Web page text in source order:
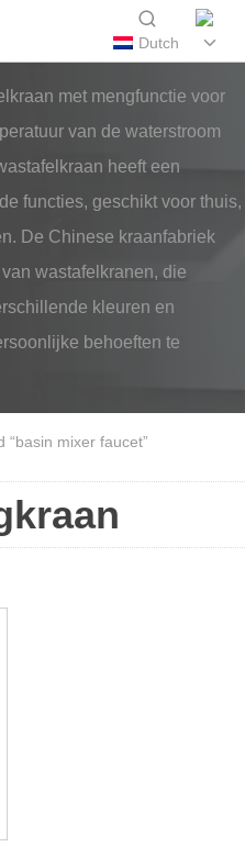
Dutch
met mengfunctie voor
van de waterstroom
heeft een
functies, geschikt voor thuis,
De Chinese kraanfabriek
wastafelkranen, die
kleuren en
behoeften te
mixer faucet”